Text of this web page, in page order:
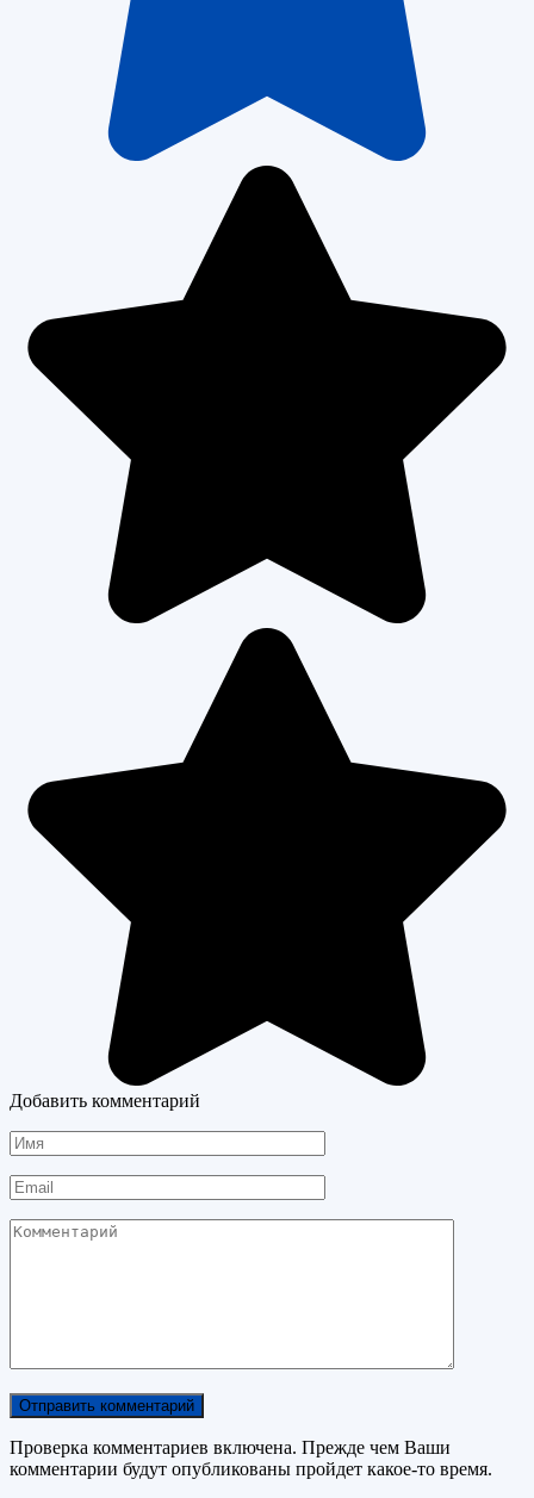
Добавить комментарий
Имя
Email
Комментарий
Проверка комментариев включена. Прежде чем Ваши
комментарии будут опубликованы пройдет какое-то время.